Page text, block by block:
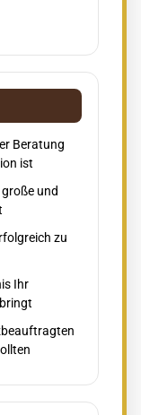
Beratung
ist
und
zu
Ihr